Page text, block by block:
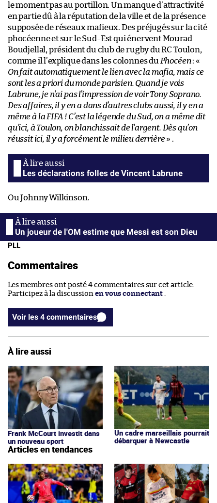
le moment pas au portillon. Un manque d’attractivité
en partie dû à la réputation de la ville et de la présence
supposée de réseaux mafieux. Des préjugés sur la cité
phocéenne et sur le Sud-Est qui énervent Mourad
Boudjellal, président du club de rugby du RC Toulon,
comme il l’explique dans les colonnes duPhocéen: «
On fait automatiquement le lien avec la mafia, mais ce
sont les a priori du monde parisien. Quand je vois
Labrune, je n’ai pas l’impression de voir Tony Soprano.
Des affaires, il y en a dans d’autres clubs aussi, il y en a
même à la FIFA ! C’est la légende du Sud, on a même dit
qu’ici, à Toulon, on blanchissait de l’argent. Dès qu’on
réussit ici, il y a forcément le milieu derrière» .
Les déclarations folles de Vincent Labrune
Ou Johnny Wilkinson.
Un joueur de l'OM estime que Messi est son Dieu
PLL
Commentaires
Les membres ont posté 4 commentaires sur cet article.
Participez à la discussion en vous connectant .
Voir les 4 commentaires
À lire aussi
Frank McCourt investit dans
un nouveau sport
Un cadre marseillais pourrait
débarquer à Newcastle
Articles en tendances